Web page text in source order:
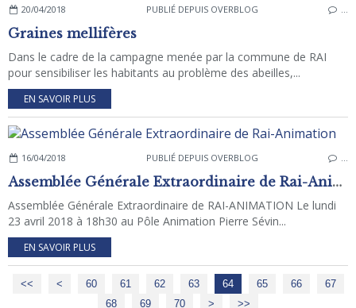
20/04/2018 PUBLIÉ DEPUIS OVERBLOG …
Graines mellifères
Dans le cadre de la campagne menée par la commune de RAI
pour sensibiliser les habitants au problème des abeilles,...
EN SAVOIR PLUS
16/04/2018 PUBLIÉ DEPUIS OVERBLOG …
Assemblée Générale Extraordinaire de Rai-Animation
Assemblée Générale Extraordinaire de RAI-ANIMATION Le lundi
23 avril 2018 à 18h30 au Pôle Animation Pierre Sévin...
EN SAVOIR PLUS
<< < 10
20
30
40
50
60 61 62 63 64 65 66
67
68
69 70 80
> >>